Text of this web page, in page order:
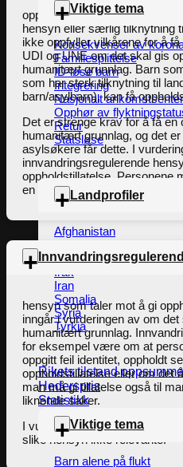
Viktige tema
Konsekvenser av
Familiesplittelse
ID-løse barn
Integrering
Nasjonalt ankomstsenter
Opphør av
Retur
Statsløse
Landprofiler
Afghanistan
Etiopia
Irak
Iran
Somalia
Syria
Tyrkia
Rikets tilstand
Hederspris
Statistikk
Viktige tema
Barn alene på flukt
oppholdstillatelse som gis på
hensyn eller særlig tilknytning
ikke oppfyller vilkårene for å
UDI og UNE om det skal gis
humanitært grunnlag. Barn
som har sterk tilknytning til
barn/asylbarn), kan få
Det er strenge krav for å få en
humanitært grunnlag, og det
asylsøkere får dette. I
innvandringsregulerende
oppholdstillatelse. Personene
en slik oppholdstillatelse.
hensyn som taler mot å gi
inngår i vurderingen av om
humanitært grunnlag.
for eksempel være om at
oppgitt feil identitet, oppholdt
oppholdstillatelse eller om det
man må gi tillatelse også til
liknende saker.
I vurderingen av hvem som
slike hensyn ikke relevante.